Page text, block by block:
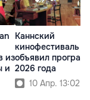
из
и
Каннский
кинофестиваль
объявил
2026 года
10 Апр. 13:02